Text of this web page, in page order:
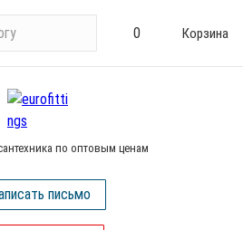
0 Корзина
по оптовым ценам
письмо